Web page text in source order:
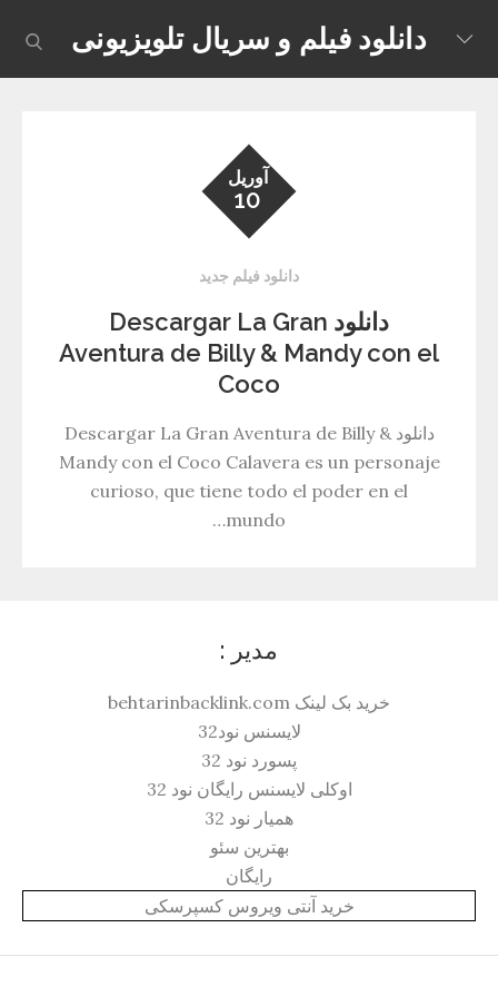
content
دانلود فیلم و سریال تلویزیونی
آوریل
10
دانلود فیلم جدید
دانلود Descargar La Gran
Aventura de Billy & Mandy con el
Coco
دانلود Descargar La Gran Aventura de Billy &
Mandy con el Coco Calavera es un personaje
curioso, que tiene todo el poder en el
mundo…
مدیر :
خرید بک لینک behtarinbacklink.com
لایسنس نود32
پسورد نود 32
اوکلی لایسنس رایگان نود 32
همیار نود 32
بهترین سئو
رایگان
خرید آنتی ویروس کسپرسکی